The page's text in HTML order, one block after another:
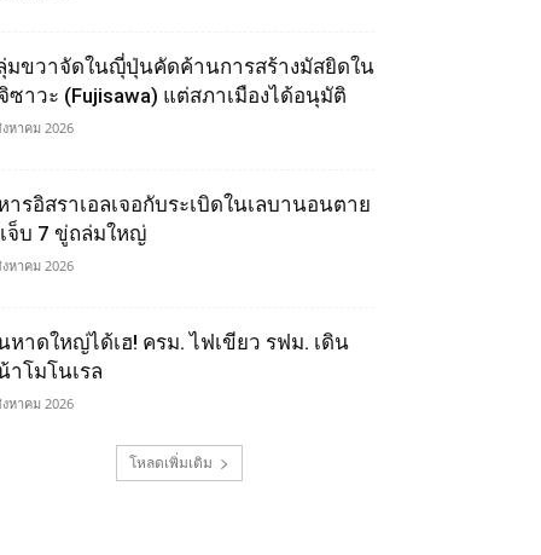
มขวาจัดในญุี่ปุ่นคัดค้านการสร้างมัสยิดใน
ซาวะ (Fujisawa) แต่สภาเมืองได้อนุมัติ
หาคม 2026
ารอิสราเอลเจอกับระเบิดในเลบานอนตาย
จ็บ 7 ขู่ถล่มใหญ่
หาคม 2026
หาดใหญ่ได้เฮ! ครม. ไฟเขียว รฟม. เดิน
าโมโนเรล
หาคม 2026
โหลดเพิ่มเติม